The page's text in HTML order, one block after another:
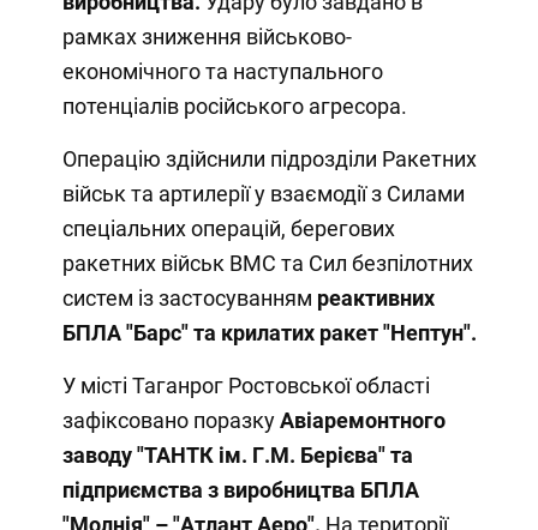
рамках зниження військово-
економічного та наступального
потенціалів російського агресора.
Операцію здійснили підрозділи Ракетних
військ та артилерії у взаємодії з Силами
спеціальних операцій, берегових
ракетних військ ВМС та Сил безпілотних
систем із застосуванням реактивних
БПЛА "Барс" та крилатих ракет "Нептун".
У місті Таганрог Ростовської області
зафіксовано поразкуАвіаремонтного
заводу "ТАНТК ім. Г.М. Берієва" та
підприємства з виробництва БПЛА
"Молнія" – "Атлант Аеро". На території